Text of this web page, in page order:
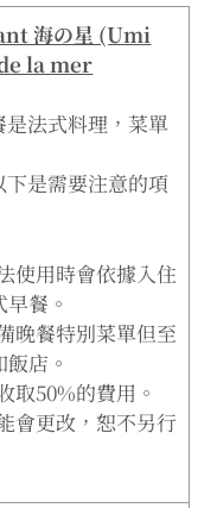
海の星 (Umi
la mer
法式料理，菜單
是需要注意的項
使用時會依據入住
餐。
晚餐特別菜單但至
店。
取50%的費用。
會更改，恕不另行